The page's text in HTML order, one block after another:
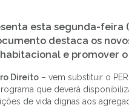
esta segunda-feira
destaca os
l e promover o
Direito – vem substituir o
que deverá
de vida dignas aos